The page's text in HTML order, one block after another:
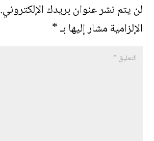
لن يتم نشر عنوان بريدك الإلكتروني.
الإلزامية مشار إليها بـ*